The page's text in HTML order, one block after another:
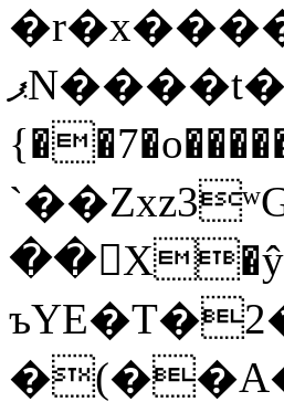
ޕN����t�~�>�G�{�Wރ�sl̞�@x_:�ˏ��՛��zU;wk�F�m�q}